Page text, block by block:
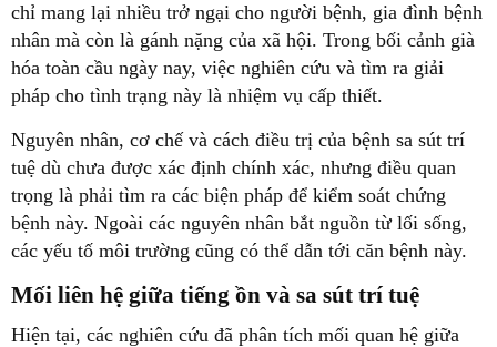
chỉ mang lại nhiều trở ngại cho người bệnh, gia đình bệnh
nhân mà còn là gánh nặng của xã hội. Trong bối cảnh già
hóa toàn cầu ngày nay, việc nghiên cứu và tìm ra giải
pháp cho tình trạng này là nhiệm vụ cấp thiết.
Nguyên nhân, cơ chế và cách điều trị của bệnh sa sút trí
tuệ dù chưa được xác định chính xác, nhưng điều quan
trọng là phải tìm ra các biện pháp để kiểm soát chứng
bệnh này. Ngoài các nguyên nhân bắt nguồn từ lối sống,
các yếu tố môi trường cũng có thể dẫn tới căn bệnh này.
Mối liên hệ giữa tiếng ồn và sa sút trí tuệ
Hiện tại, các nghiên cứu đã phân tích mối quan hệ giữa